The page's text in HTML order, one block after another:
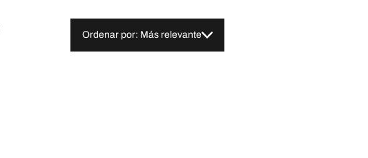
Ordenar por: Más relevante